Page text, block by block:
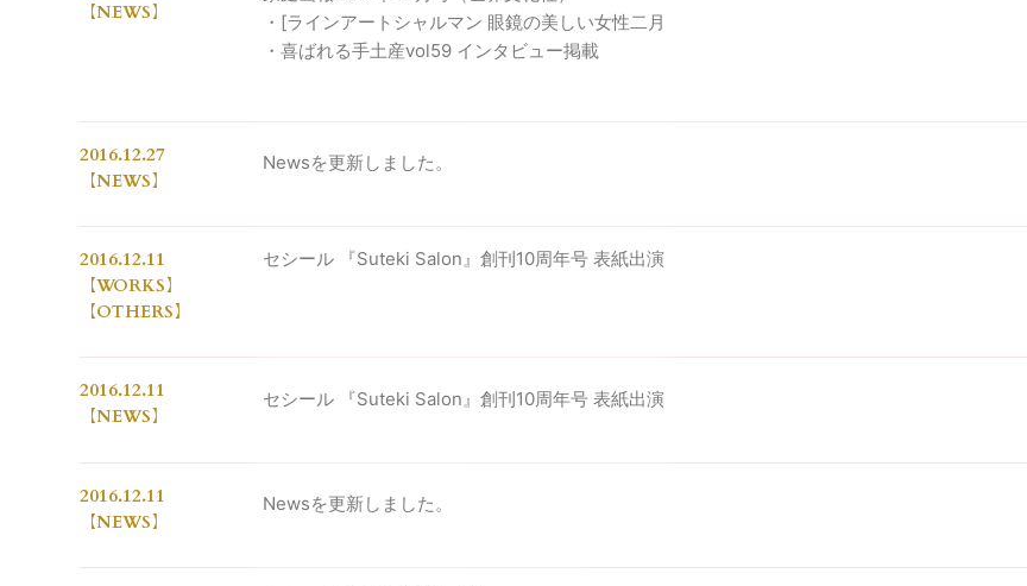
NEWS
・[ラインアートシャルマン 眼鏡の美しい女性二月
・喜ばれる手土産vol59 インタビュー掲載
2016.12.27
NEWS
Newsを更新しました。
2016.12.11
WORKS
OTHERS
セシール 『Suteki Salon』創刊10周年号 表紙出演
2016.12.11
NEWS
セシール 『Suteki Salon』創刊10周年号 表紙出演
2016.12.11
NEWS
Newsを更新しました。